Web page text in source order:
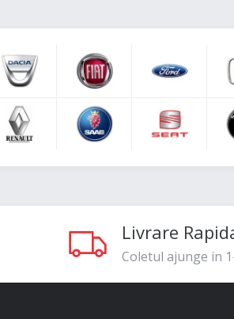
Livrare
Coletul ajunge in